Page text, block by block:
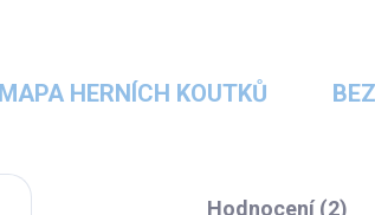
MAPA HERNÍCH KOUTKŮ
Hodnocení (2)